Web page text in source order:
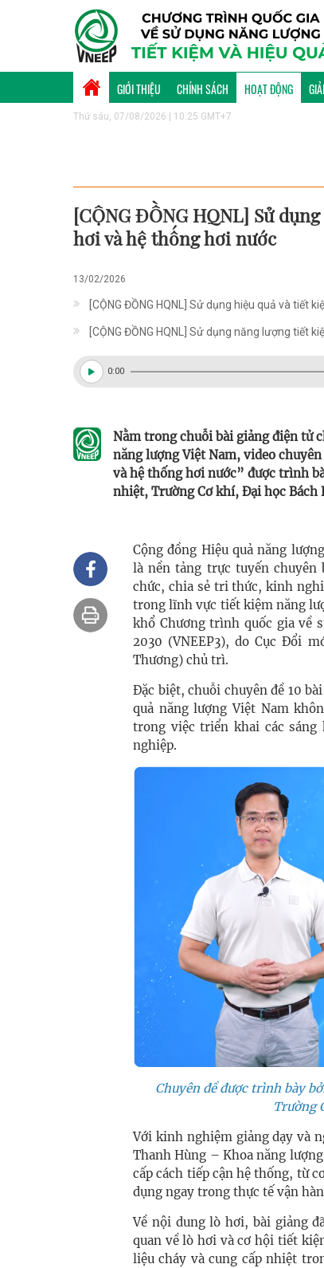
GIỚI THIỆU CHÍNH SÁCH HOẠT ĐỘNG
Thứ sáu, 07/08/2026 | 10:25 GMT+7
[CỘNG ĐỒNG HQNL] Sử
hơi và hệ thống hơi nước
13/02/2026
[CỘNG ĐỒNG HQNL] Sử dụng hiệu quả và tiết
[CỘNG ĐỒNG HQNL] Sử dụng năng lượng tiết
0:00
Nằm trong chuỗi bài giảng điện tử
năng lượng Việt Nam, video
và hệ thống hơi nước” được trình
nhiệt, Trường Cơ khí, Đại học Bách
Cộng đồng Hiệu quả năng
là nền tảng trực tuyến
chức, chia sẻ tri thức, kinh
trong lĩnh vực tiết kiệm năng
khổ Chương trình quốc gia về
2030 (VNEEP3), do Cục Đổi
Thương) chủ trì.
Đặc biệt, chuỗi chuyên đề 10
quả năng lượng Việt Nam
trong việc triển khai các sáng
nghiệp.
Chuyên đề được trình bày
Trường
Với kinh nghiệm giảng dạy và
Thanh Hùng – Khoa năng
cấp cách tiếp cận hệ thống, từ
dụng ngay trong thực tế vận
Về nội dung lò hơi, bài giảng
quan về lò hơi và cơ hội tiết
liệu cháy và cung cấp nhiệt